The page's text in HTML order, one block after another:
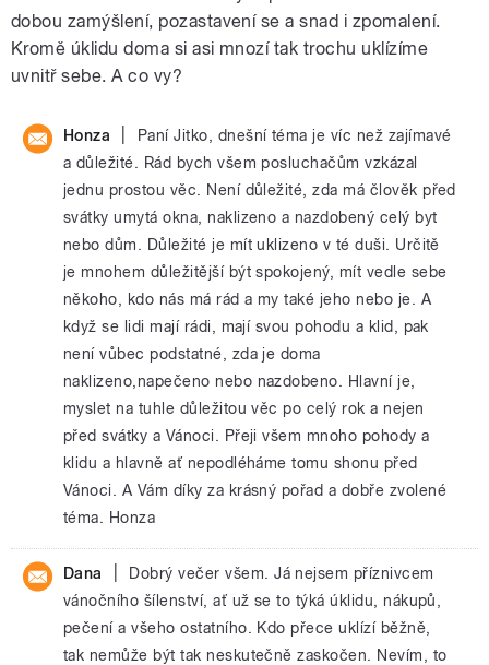
dobou zamýšlení, pozastavení se a snad i zpomalení.
Kromě úklidu doma si asi mnozí tak trochu uklízíme
uvnitř sebe. A co vy?
Honza
Paní Jitko, dnešní téma je víc než zajímavé
a důležité. Rád bych všem posluchačům vzkázal
jednu prostou věc. Není důležité, zda má člověk před
svátky umytá okna, naklizeno a nazdobený celý byt
nebo dům. Důležité je mít uklizeno v té duši. Určitě
je mnohem důležitější být spokojený, mít vedle sebe
někoho, kdo nás má rád a my také jeho nebo je. A
když se lidi mají rádi, mají svou pohodu a klid, pak
není vůbec podstatné, zda je doma
naklizeno,napečeno nebo nazdobeno. Hlavní je,
myslet na tuhle důležitou věc po celý rok a nejen
před svátky a Vánoci. Přeji všem mnoho pohody a
klidu a hlavně ať nepodléháme tomu shonu před
Vánoci. A Vám díky za krásný pořad a dobře zvolené
téma. Honza
Dana
Dobrý večer všem. Já nejsem příznivcem
vánočního šílenství, ať už se to týká úklidu, nákupů,
pečení a všeho ostatního. Kdo přece uklízí běžně,
tak nemůže být tak neskutečně zaskočen. Nevím, to